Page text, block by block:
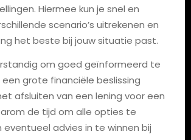
Hiermee kun je snel en
scenario’s uitrekenen en
het beste bij jouw situatie past.
om goed geïnformeerd te
grote financiële beslissing
afsluiten van een lening voor een
de tijd om alle opties te
eventueel advies in te winnen bij